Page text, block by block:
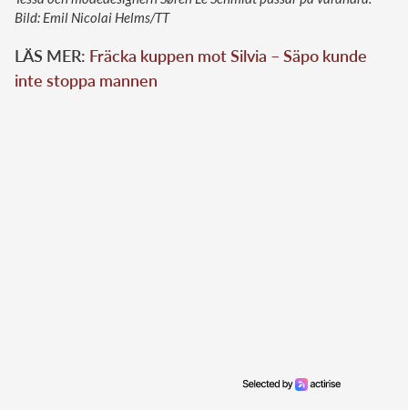
Bild: Emil Nicolai Helms/TT
LÄS MER: Fräcka kuppen mot Silvia – Säpo kunde
inte stoppa mannen